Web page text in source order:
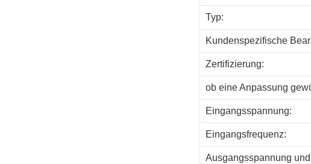
Typ:
Kundenspezifische
Zertifizierung:
ob eine Anpassung
Eingangsspannung:
Eingangsfrequenz:
Ausgangsspannung und